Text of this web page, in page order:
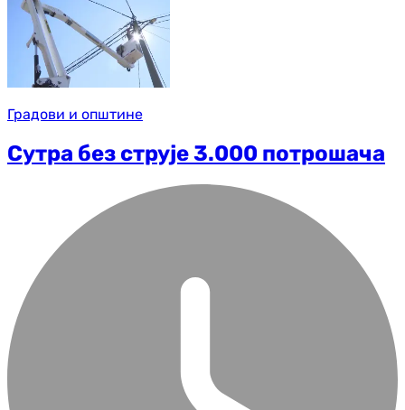
Градови и општине
Сутра без струје 3.000 потрошача